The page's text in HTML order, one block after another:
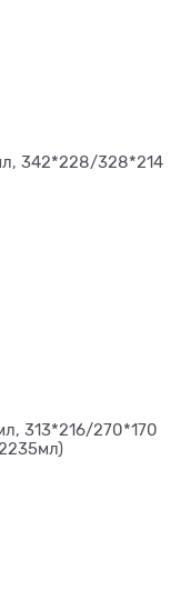
342*228/328*214
313*216/270*170